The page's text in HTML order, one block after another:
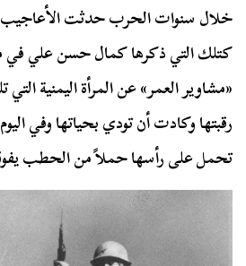
خلال سنوات الحرب حدثت الأعاجيب
كتلك التي ذكرها كمال حسن علي في
«مشاوير العمر» عن المرأة اليمنية
رقبتها وكادت أن تودي بحياتها وفي
تحمل على رأسها حملاً من الحطب